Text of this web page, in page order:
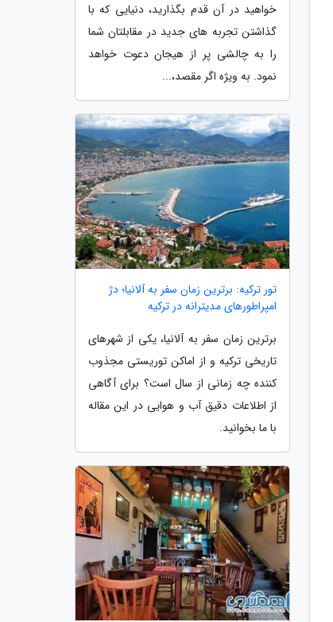
خواهید در آن قدم بگذارید، دنیایی که با
گذاشتن تجربه های جدید در مقابلتان شما
را به چالشی پر از هیجان دعوت خواهد
نمود. به ویژه اگر مقصد،...
تور ترکیه: برترین زمان سفر به آلانیا؛ دژ
امپراطورهای مدیترانه در ترکیه
برترین زمان سفر به آلانیا، یکی از شهرهای
تاریخی ترکیه و از اماکن توریستی مجذوب
کننده چه زمانی از سال است؟ برای آگاهی
از اطلاعات دقیق آب و هوایی در این مقاله
با ما بخوانید.